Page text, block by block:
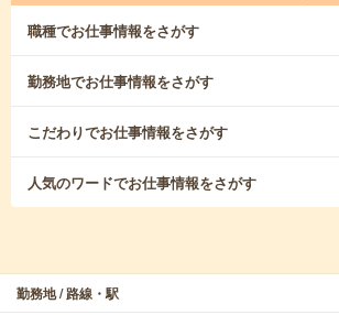
職種でお仕事情報をさがす
勤務地でお仕事情報をさがす
こだわりでお仕事情報をさがす
人気のワードでお仕事情報をさがす
勤務地 / 路線・駅